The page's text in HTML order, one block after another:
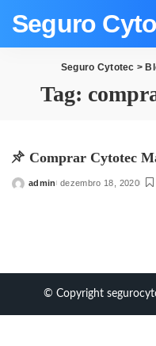
Seguro
Seguro Cytotec >
Tag:
Comprar Cytotec
Posted
admin dezembro 18, 2020
© Copyright